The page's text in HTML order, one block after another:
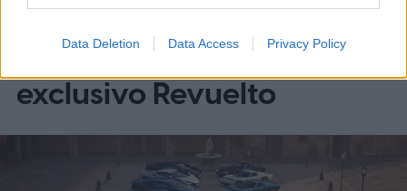
Data Deletion Data Access Privacy Policy
Lamborghini revive la
leyenda del Miura con un
exclusivo Revuelto